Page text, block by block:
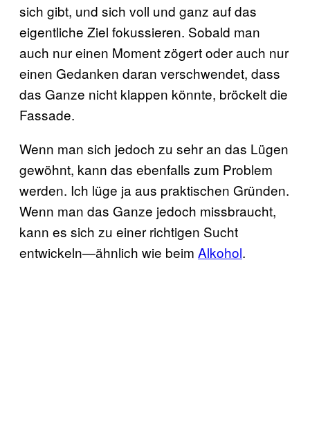
sich gibt, und sich voll und ganz auf das
eigentliche Ziel fokussieren. Sobald man
auch nur einen Moment zögert oder auch nur
einen Gedanken daran verschwendet, dass
das Ganze nicht klappen könnte, bröckelt die
Fassade.
Wenn man sich jedoch zu sehr an das Lügen
gewöhnt, kann das ebenfalls zum Problem
werden. Ich lüge ja aus praktischen Gründen.
Wenn man das Ganze jedoch missbraucht,
kann es sich zu einer richtigen Sucht
entwickeln—ähnlich wie beim Alkohol.